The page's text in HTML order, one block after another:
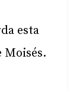
esta
Moisés.